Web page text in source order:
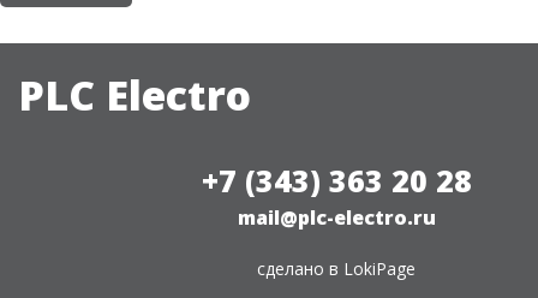
PLC Electro
+7 (343) 363 20 28
mail@plc-electro.ru
сделано в LokiPage